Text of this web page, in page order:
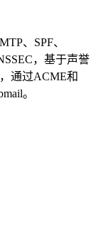
、SPF、
，基于声誉
通过ACME和
。